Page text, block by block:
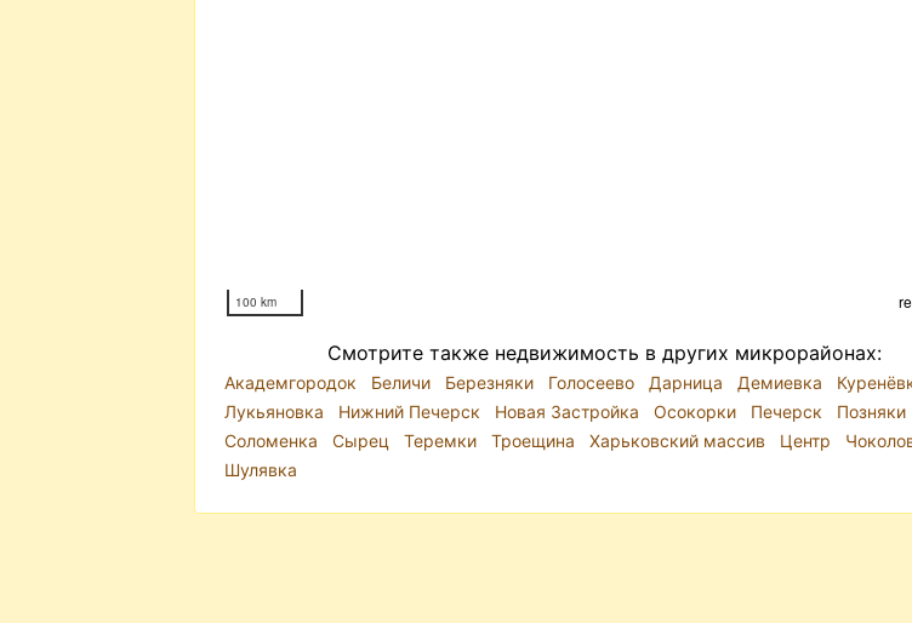
100 km
Смотрите также недвижимость в других микрорайонах:
Академгородок Беличи Березняки Голосеево Дарница Демиевка
Лукьяновка
Нижний Печерск Новая Застройка Осокорки Печерск
Позняки
Соломенка
Сырец Теремки Троещина Харьковский массив Центр
Шулявка